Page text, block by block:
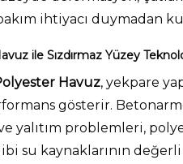
ihtiyacı duymadan
ile Sızdırmaz Yüzey
Havuz, yekpare
gösterir.
yalıtım problemleri,
su kaynaklarının